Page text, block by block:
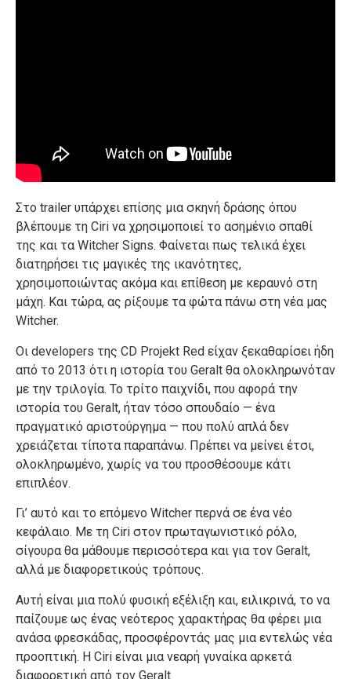
Στο trailer υπάρχει επίσης μια σκηνή δράσης όπου
βλέπουμε τη Ciri να χρησιμοποιεί το ασημένιο σπαθί
της και τα Witcher Signs. Φαίνεται πως τελικά έχει
διατηρήσει τις μαγικές της ικανότητες,
χρησιμοποιώντας ακόμα και επίθεση με κεραυνό στη
μάχη. Και τώρα, ας ρίξουμε τα φώτα πάνω στη νέα μας
Witcher.
Οι developers της CD Projekt Red είχαν ξεκαθαρίσει ήδη
από το 2013 ότι η ιστορία του Geralt θα ολοκληρωνόταν
με την τριλογία. Το τρίτο παιχνίδι, που αφορά την
ιστορία του Geralt, ήταν τόσο σπουδαίο — ένα
πραγματικό αριστούργημα — που πολύ απλά δεν
χρειάζεται τίποτα παραπάνω. Πρέπει να μείνει έτσι,
ολοκληρωμένο, χωρίς να του προσθέσουμε κάτι
επιπλέον.
Γι’ αυτό και το επόμενο Witcher περνά σε ένα νέο
κεφάλαιο. Με τη Ciri στον πρωταγωνιστικό ρόλο,
σίγουρα θα μάθουμε περισσότερα και για τον Geralt,
αλλά με διαφορετικούς τρόπους.
Αυτή είναι μια πολύ φυσική εξέλιξη και, ειλικρινά, το να
παίζουμε ως ένας νεότερος χαρακτήρας θα φέρει μια
ανάσα φρεσκάδας, προσφέροντάς μας μια εντελώς νέα
προοπτική. Η Ciri είναι μια νεαρή γυναίκα αρκετά
διαφορετική από τον Geralt.